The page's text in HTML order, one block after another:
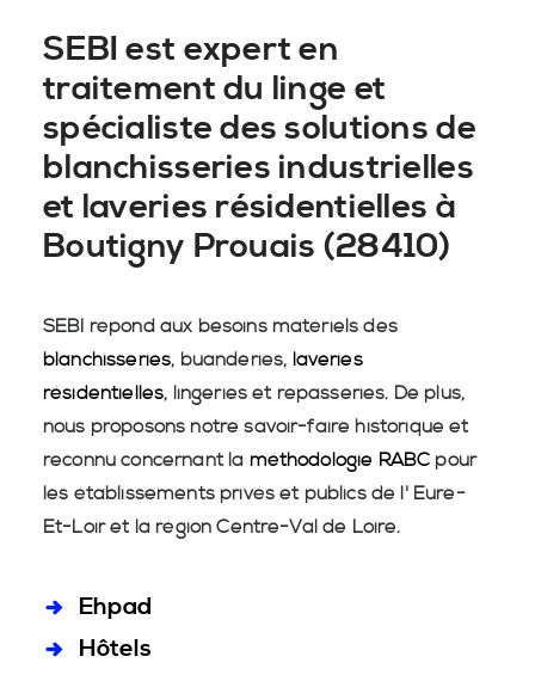
SEBI est expert en
traitement du linge et
spécialiste des solutions de
blanchisseries industrielles
et laveries résidentielles à
Boutigny Prouais (28410)
SEBI répond aux besoins matériels des
blanchisseries, buanderies, laveries
résidentielles, lingeries et repasseries. De plus,
nous proposons notre savoir-faire historique et
reconnu concernant la méthodologie RABC pour
les établissements privés et publics de l' Eure-
Et-Loir et la région Centre-Val de Loire.
Ehpad
Hôtels